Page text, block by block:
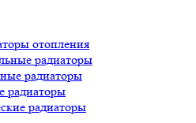
отопления
радиаторы
радиаторы
радиаторы
радиаторы